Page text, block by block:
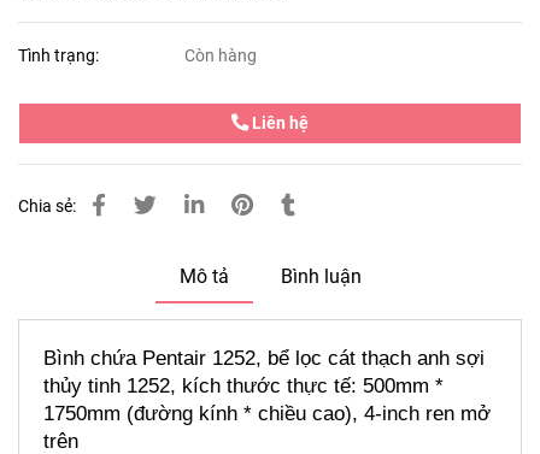
Tình trạng: Còn hàng
Liên hệ
Chia sẻ:
Mô tả Bình luận
Bình chứa Pentair 1252, bể lọc cát thạch anh sợi
thủy tinh 1252, kích thước thực tế: 500mm *
1750mm (đường kính * chiều cao), 4-inch ren mở
trên